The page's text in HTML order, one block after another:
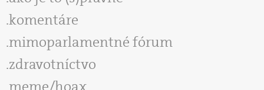
komentáre
mimoparlamentné fórum
zdravotníctvo